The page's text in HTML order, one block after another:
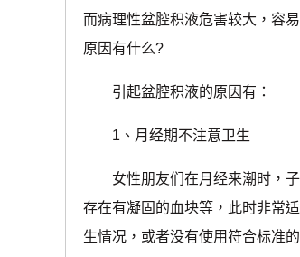
而病理性盆腔积液危害较大，容
原因有什么?
引起盆腔积液的原因有：
1、月经期不注意卫生
女性朋友们在月经来潮时，子
存在有凝固的血块等，此时非常
生情况，或者没有使用符合标准